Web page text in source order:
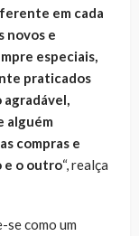
em cada
novos e
especiais,
praticados
agradável,
alguém
compras e
e o outro“, realça
se como um